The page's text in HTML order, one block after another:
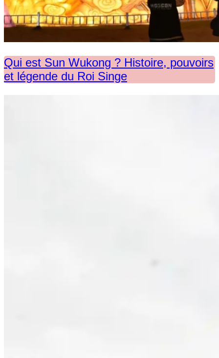
Qui est Sun Wukong ? Histoire, pouvoirs
et légende du Roi Singe